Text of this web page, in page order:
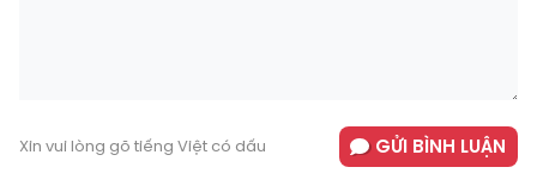
Xin vui lòng gõ tiếng Việt có dấu GỬI BÌNH LUẬN